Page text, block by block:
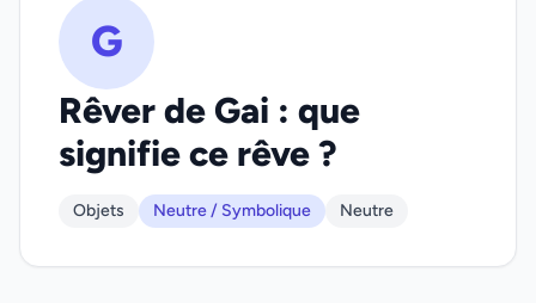
G
Rêver de Gai : que
signifie ce rêve ?
Objets Neutre / Symbolique Neutre